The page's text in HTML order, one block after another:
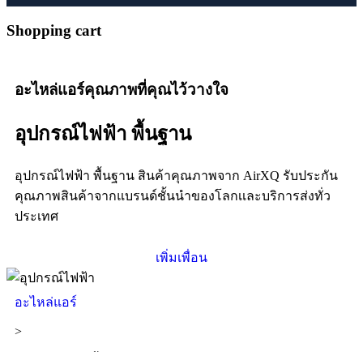
Shopping cart
อะไหล่แอร์คุณภาพที่คุณไว้วางใจ
อุปกรณ์ไฟฟ้า พื้นฐาน
อุปกรณ์ไฟฟ้า พื้นฐาน สินค้าคุณภาพจาก AirXQ รับประกัน
คุณภาพสินค้าจากแบรนด์ชั้นนำของโลกเเละบริการส่งทั่ว
ประเทศ
เพิ่มเพื่อน
อะไหล่แอร์
>